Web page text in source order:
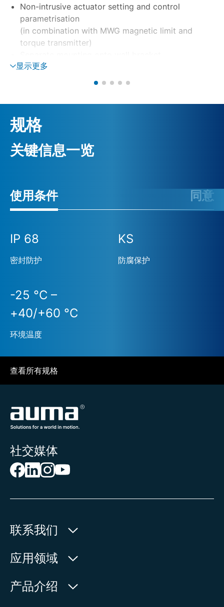
Non-intrusive actuator setting and control
parametrisation
(in combination with MWG magnetic limit and
torque transmitter)
Motor control via reversing contactors or
External 24 V DC supply (option)
显示更多
规格
关键信息一览
使用条件 同意
IP 68
密封防护
KS
防腐保护
-25 °C –
+40/+60 °C
环境温度
查看所有规格
社交媒体
联系我们
欧玛执行器(中国)有限公司
人民北路171号
应用领域
水利
产品介绍